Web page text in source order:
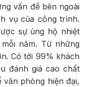
vấn đề bên ngoài
vụ của công trình.
sự ủng hộ nhiệt
năm. Từ những
Có tới 99% khách
đánh giá cao chất
văn phòng hiện đại,